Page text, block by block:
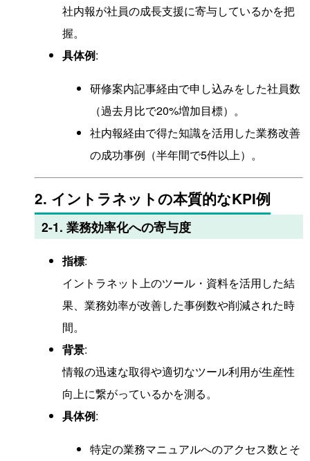
社内報が社員の成長支援に寄与しているかを把
握。
具体例:
研修案内記事経由で申し込みをした社員数
（過去月比で20%増加目標）。
社内報経由で得た知識を活用した業務改善
の成功事例（半年間で5件以上）。
2. イントラネットの本質的なKPI例
2-1. 業務効率化への寄与度
指標:
イントラネット上のツール・資料を活用した結
果、業務効率が改善した事例数や削減された時
間。
背景:
情報の迅速な取得や適切なツール利用が生産性
向上に繋がっているかを測る。
具体例:
特定の業務マニュアルへのアクセス数とそ